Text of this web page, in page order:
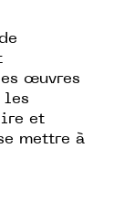
œuvres
les
et
mettre à